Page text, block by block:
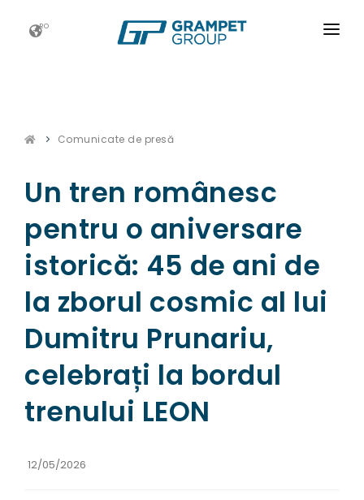
RO
NOUTATI
CONTACT
Comunicate de presă
Un tren românesc
pentru o aniversare
istorică: 45 de ani de
la zborul cosmic al lui
Dumitru Prunariu,
celebrați la bordul
trenului LEON
12/05/2026